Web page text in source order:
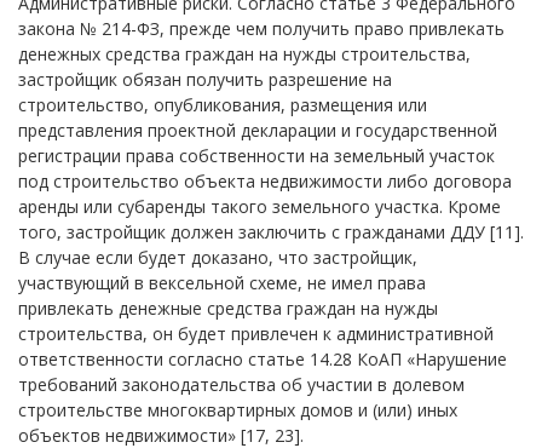
закона № 214-ФЗ, прежде чем получить право привлекать
денежных средства граждан на нужды строительства,
застройщик обязан получить разрешение на
строительство, опубликования, размещения или
представления проектной декларации и государственной
регистрации права собственности на земельный участок
под строительство объекта недвижимости либо договора
аренды или субаренды такого земельного участка. Кроме
того, застройщик должен заключить с гражданами ДДУ [11].
В случае если будет доказано, что застройщик,
участвующий в вексельной схеме, не имел права
привлекать денежные средства граждан на нужды
строительства, он будет привлечен к административной
ответственности согласно статье 14.28 КоАП «Нарушение
требований законодательства об участии в долевом
строительстве многоквартирных домов и (или) иных
объектов недвижимости» [17, 23].